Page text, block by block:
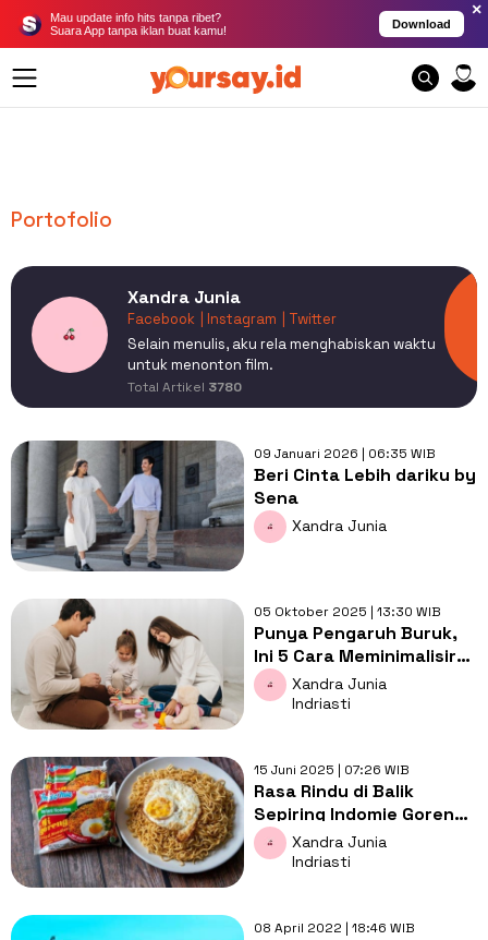
Mau update info hits tanpa ribet?
Suara App tanpa iklan buat kamu!
Download
×
Portofolio
Xandra Junia
Facebook | Instagram
| Twitter
Selain menulis, aku rela menghabiskan waktu
untuk menonton film.
Total Artikel 3780
09 Januari 2026 | 06:35 WIB
Beri Cinta Lebih dariku by
Sena
Xandra Junia
05 Oktober 2025 | 13:30 WIB
Punya Pengaruh Buruk,
Ini 5 Cara Meminimalisir
Screen Time pada Balita
Xandra Junia
Indriasti
15 Juni 2025 | 07:26 WIB
Rasa Rindu di Balik
Sepiring Indomie Goreng
yang Sederhana
Xandra Junia
Indriasti
08 April 2022 | 18:46 WIB